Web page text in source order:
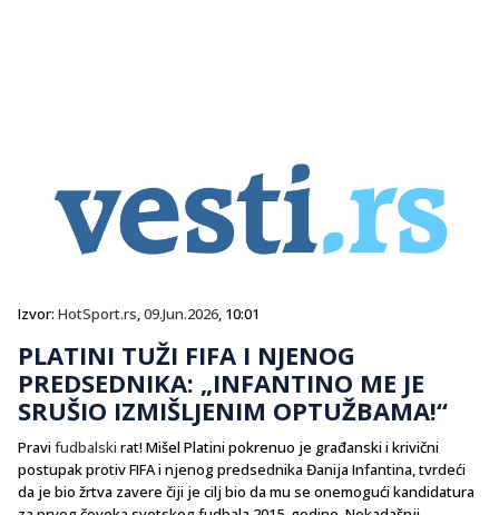
Izvor: HotSport.rs,09.Jun.2026, 10:01
PLATINI TUŽI FIFA I NJENOG
PREDSEDNIKA: „INFANTINO ME JE
SRUŠIO IZMIŠLJENIM OPTUŽBAMA!“
Pravi fudbalski rat! Mišel Platini pokrenuo je građanski i krivični
postupak protiv FIFA i njenog predsednika Đanija Infantina, tvrdeći
da je bio žrtva zavere čiji je cilj bio da mu se onemogući kandidatura